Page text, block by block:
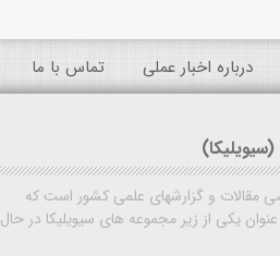
درباره اخبار عملی تماس با ما
مقالات و گزارشهای علمی کشور است که
عنوان یکی از زیر مجموعه های سیویلیکا در حال